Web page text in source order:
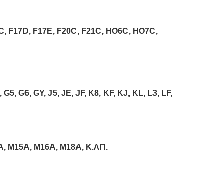
F17D, F17E, F20C, F21C, HO6C, HO7C,
G6, GY, J5, JE, JF, K8, KF, KJ, KL, L3, LF,
M15A, M16A, M18A, Κ.ΛΠ.